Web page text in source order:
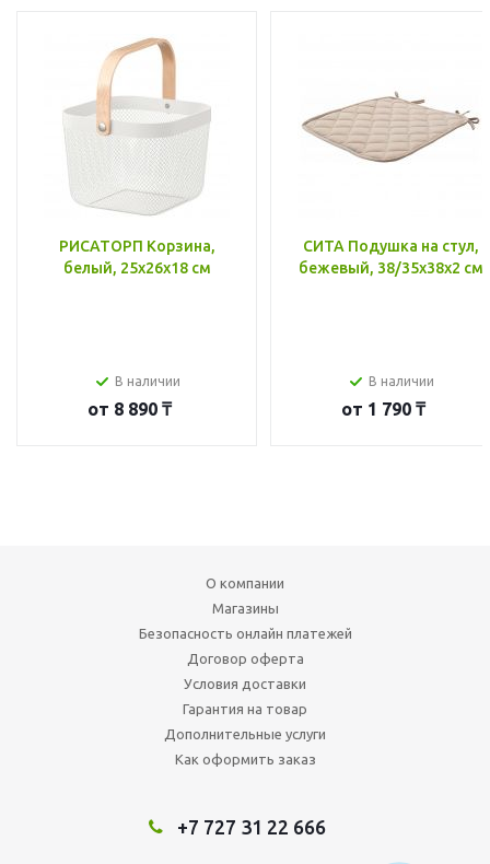
РИСАТОРП Корзина,
белый, 25x26x18 см
В наличии
от 8 890 ₸
СИТА Подушка на стул,
бежевый, 38/35x38x2 см
В наличии
от 1 790 ₸
О компании
Магазины
Безопасность онлайн платежей
Договор оферта
Условия доставки
Гарантия на товар
Дополнительные услуги
Как оформить заказ
+7 727 31 22 666